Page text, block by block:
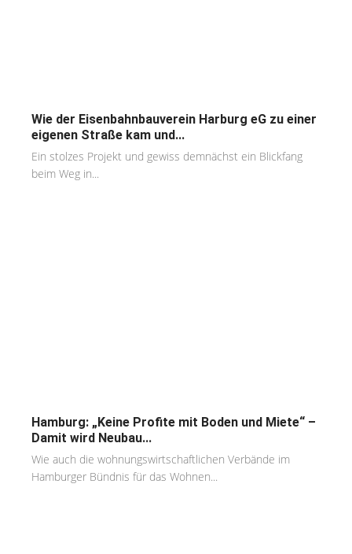
Wie der Eisenbahnbauverein Harburg eG zu einer
eigenen Straße kam und...
Ein stolzes Projekt und gewiss demnächst ein Blickfang
beim Weg in...
Hamburg: „Keine Profite mit Boden und Miete“ –
Damit wird Neubau...
Wie auch die wohnungswirtschaftlichen Verbände im
Hamburger Bündnis für das Wohnen...